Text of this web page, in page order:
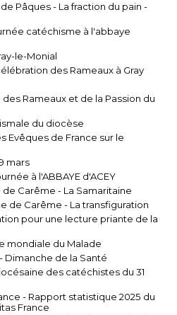
Pâques - La fraction du pain -
catéchisme à l'abbaye
le-Monial
des Rameaux à Gray
Rameaux et de la Passion du
du diocèse
Evêques de France sur le
mars
à l'ABBAYE d'ACEY
Carême - La Samaritaine
de Carême - La transfiguration
pour une lecture priante de la
mondiale du Malade
Dimanche de la Santé
des catéchistes du 31
- Rapport statistique 2025 du
France